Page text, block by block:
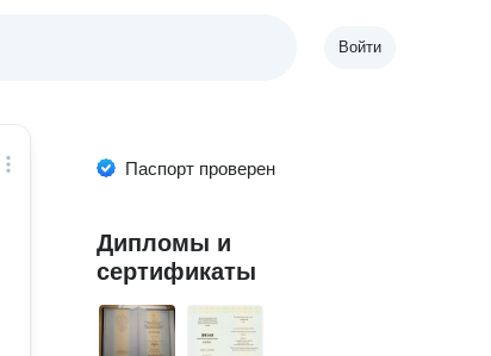
Войти
Паспорт проверен
Дипломы и
сертификаты